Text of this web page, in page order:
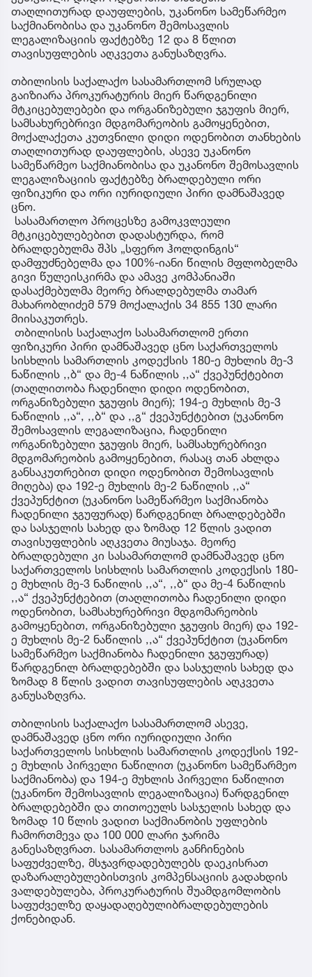
თაღლითურად დაუფლების, უკანონო სამეწარმეო
საქმიანობისა და უკანონო შემოსავლის
ლეგალიზაციის ფაქტებზე 12 და 8 წლით
თავისუფლების აღკვეთა განუსაზღვრა.
თბილისის საქალაქო სასამართლომ სრულად
გაიზიარა პროკურატურის მიერ წარდგენილი
მტკიცებულებები და ორგანიზებული ჯგუფის მიერ,
სამსახურებრივი მდგომარეობის გამოყენებით,
მოქალაქეთა კუთვნილი დიდი ოდენობით თანხების
თაღლითურად დაუფლების, ასევე უკანონო
სამეწარმეო საქმიანობისა და უკანონო შემოსავლის
ლეგალიზაციის ფაქტებზე ბრალდებული ორი
ფიზიკური და ორი იურიდიული პირი დამნაშავედ
ცნო.
სასამართლო პროცესზე გამოკვლეული
მტკიცებულებებით დადასტურდა, რომ
ბრალდებულმა შპს „სფერო ჰოლდინგის“
დამფუძნებელმა და 100%-იანი წილის მფლობელმა
გივი წულეისკირმა და ამავე კომპანიაში
დასაქმებულმა მეორე ბრალდებულმა თამარ
მახარობლიძემ 579 მოქალაქის 34 855 130 ლარი
მიისაკუთრეს.
თბილისის საქალაქო სასამართლომ ერთი
ფიზიკური პირი დამნაშავედ ცნო საქართველოს
სისხლის სამართლის კოდექსის 180-ე მუხლის მე-3
ნაწილის ,,ბ“ და მე-4 ნაწილის ,,ა“ ქვეპუნქტებით
(თაღლითობა ჩადენილი დიდი ოდენობით,
ორგანიზებული ჯგუფის მიერ); 194-ე მუხლის მე-3
ნაწილის ,,ა“, ,,ბ“ და ,,გ“ ქვეპუნქტებით (უკანონო
შემოსავლის ლეგალიზაცია, ჩადენილი
ორგანიზებული ჯგუფის მიერ, სამსახურებრივი
მდგომარეობის გამოყენებით, რასაც თან ახლდა
განსაკუთრებით დიდი ოდენობით შემოსავლის
მიღება) და 192-ე მუხლის მე-2 ნაწილის ,,ა“
ქვეპუნქტით (უკანონო სამეწარმეო საქმიანობა
ჩადენილი ჯგუფურად) წარდგენილ ბრალდებებში
და სასჯელის სახედ და ზომად 12 წლის ვადით
თავისუფლების აღკვეთა მიუსაჯა. მეორე
ბრალდებული კი სასამართლომ დამნაშავედ ცნო
საქართველოს სისხლის სამართლის კოდექსის 180-
ე მუხლის მე-3 ნაწილის ,,ა“, ,,ბ“ და მე-4 ნაწილის
,,ა“ ქვეპუნქტებით (თაღლითობა ჩადენილი დიდი
ოდენობით, სამსახურებრივი მდგომარეობის
გამოყენებით, ორგანიზებული ჯგუფის მიერ) და 192-
ე მუხლის მე-2 ნაწილის ,,ა“ ქვეპუნქტით (უკანონო
სამეწარმეო საქმიანობა ჩადენილი ჯგუფურად)
წარდგენილ ბრალდებებში და სასჯელის სახედ და
ზომად 8 წლის ვადით თავისუფლების აღკვეთა
განუსაზღვრა.
თბილისის საქალაქო სასამართლომ ასევე,
დამნაშავედ ცნო ორი იურიდიული პირი
საქართველოს სისხლის სამართლის კოდექსის 192-
ე მუხლის პირველი ნაწილით (უკანონო სამეწარმეო
საქმიანობა) და 194-ე მუხლის პირველი ნაწილით
(უკანონო შემოსავლის ლეგალიზაცია) წარდგენილ
ბრალდებებში და თითოეულს სასჯელის სახედ და
ზომად 10 წლის ვადით საქმიანობის უფლების
ჩამორთმევა და 100 000 ლარი ჯარიმა
განესაზღვრათ. სასამართლოს განჩინების
საფუძველზე, მსჯავრდადებულებს დაეკისრათ
დაზარალებულებისთვის კომპენსაციის გადახდის
ვალდებულება, პროკურატურის შუამდგომლობის
საფუძველზე დაყადაღებულიბრალდებულების
ქონებიდან.